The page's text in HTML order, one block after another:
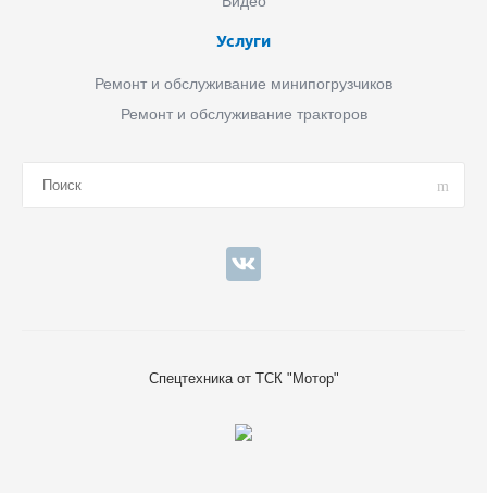
Услуги
Ремонт и обслуживание минипогрузчиков
Ремонт и обслуживание тракторов
Спецтехника от ТСК "Мотор"